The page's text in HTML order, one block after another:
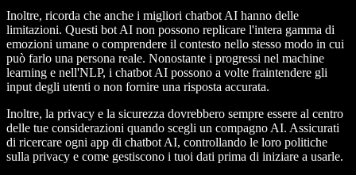
Inoltre, ricorda che anche i migliori chatbot AI hanno delle
limitazioni. Questi bot AI non possono replicare l'intera gamma di
emozioni umane o comprendere il contesto nello stesso modo in cui
può farlo una persona reale. Nonostante i progressi nel machine
learning e nell'NLP, i chatbot AI possono a volte fraintendere gli
input degli utenti o non fornire una risposta accurata.
Inoltre, la privacy e la sicurezza dovrebbero sempre essere al centro
delle tue considerazioni quando scegli un compagno AI. Assicurati
di ricercare ogni app di chatbot AI, controllando le loro politiche
sulla privacy e come gestiscono i tuoi dati prima di iniziare a usarle.